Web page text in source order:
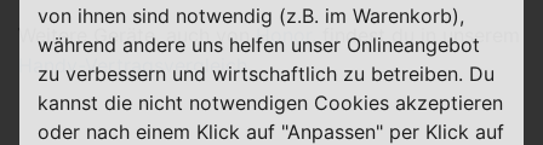
Weitere Geräte, auch vonHonor , findest du in unserem
Handy-Vertragsvergleich.
von ihnen sind notwendig (z.B. im Warenkorb),
während andere uns helfen unser Onlineangebot
zu verbessern und wirtschaftlich zu betreiben. Du
kannst die nicht notwendigen Cookies akzeptieren
oder nach einem Klick auf "Anpassen" per Klick auf